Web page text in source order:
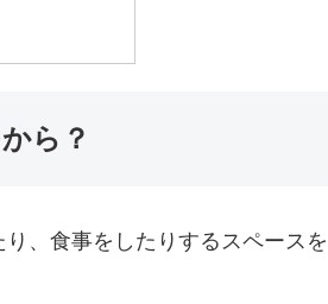
ら？
、食事をしたりするスペースを